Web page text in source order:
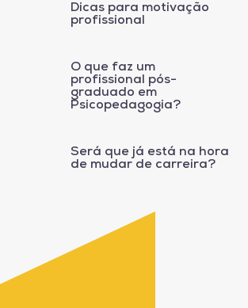
Dicas para motivação
profissional
O que faz um
profissional pós-
graduado em
Psicopedagogia?
Será que já está na hora
de mudar de carreira?